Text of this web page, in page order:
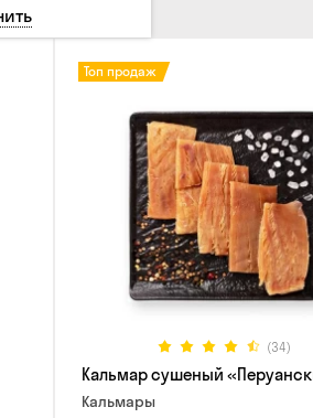
(34)
Топ продаж
Кальмар сушеный
Кальмары